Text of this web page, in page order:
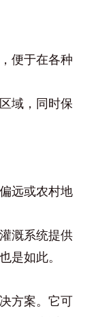
便于在各种
域，同时保
远或农村地
溉系统提供
是如此。
方案。它可